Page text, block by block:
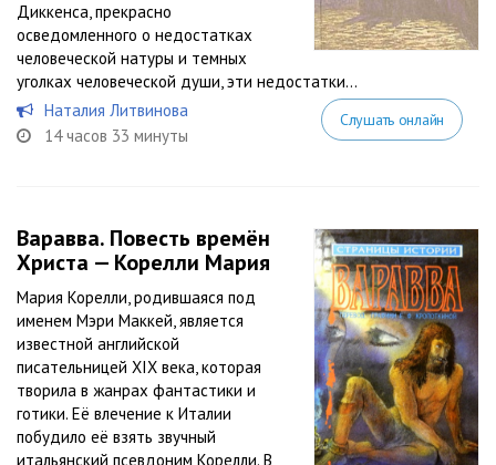
Диккенса, прекрасно
осведомленного о недостатках
человеческой натуры и темных
уголках человеческой души, эти недостатки...
Наталия Литвинова
14 часов 33 минуты
Слушать онлайн
Варавва. Повесть времён
Христа — Корелли Мария
Мария Корелли, родившаяся под
именем Мэри Маккей, является
известной английской
писательницей XIX века, которая
творила в жанрах фантастики и
готики. Её влечение к Италии
побудило её взять звучный
итальянский псевдоним Корелли. В